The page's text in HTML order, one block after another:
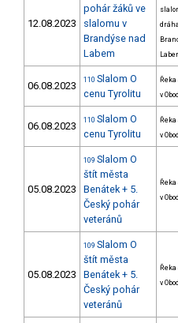
12.08.2023
pohár žáků ve
slalomu v
Brandýse nad
Labem
06.08.2023 110 Slalom O
cenu Tyrolitu
v
06.08.2023 110 Slalom O
cenu Tyrolitu
v
05.08.2023
109 Slalom O
štít města
Benátek + 5.
Český pohár
veteránů
v
05.08.2023
109 Slalom O
štít města
Benátek + 5.
Český pohár
veteránů
v